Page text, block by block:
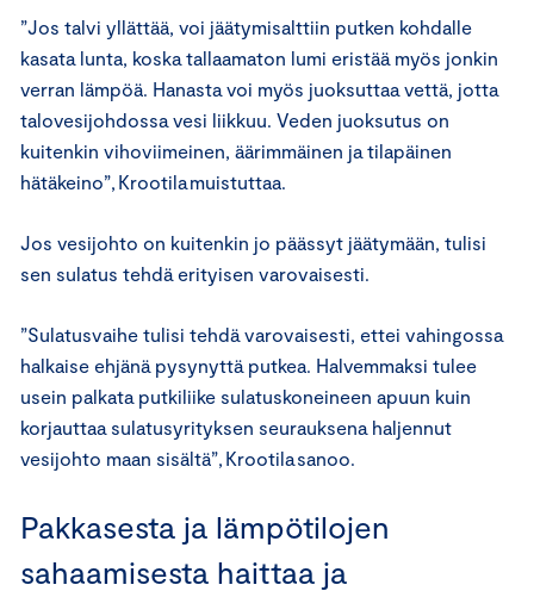
”Jos talvi yllättää, voi jäätymisalttiin putken kohdalle
kasata lunta, koska tallaamaton lumi eristää myös jonkin
verran lämpöä. Hanasta voi myös juoksuttaa vettä, jotta
talovesijohdossa vesi liikkuu. Veden juoksutus on
kuitenkin vihoviimeinen, äärimmäinen ja tilapäinen
hätäkeino”, Krootila muistuttaa.
Jos vesijohto on kuitenkin jo päässyt jäätymään, tulisi
sen sulatus tehdä erityisen varovaisesti.
”Sulatusvaihe tulisi tehdä varovaisesti, ettei vahingossa
halkaise ehjänä pysynyttä putkea. Halvemmaksi tulee
usein palkata putkiliike sulatuskoneineen apuun kuin
korjauttaa sulatusyrityksen seurauksena haljennut
vesijohto maan sisältä”, Krootila sanoo.
Pakkasesta ja lämpötilojen
sahaamisesta haittaa ja